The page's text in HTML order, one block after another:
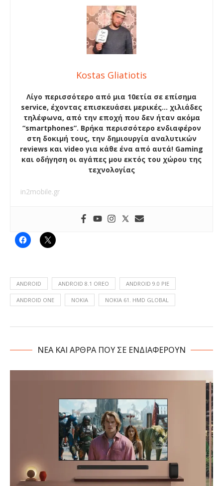
Kostas Gliatiotis
Λίγο περισσότερο από μια 10ετία σε επίσημα
service, έχοντας επισκευάσει μερικές… χιλιάδες
τηλέφωνα, από την εποχή που δεν ήταν ακόμα
“smartphones”. Βρήκα περισσότερο ενδιαφέρον
στη δοκιμή τους, την δημιουργία αναλυτικών
reviews και video για κάθε ένα από αυτά! Gaming
και οδήγηση οι αγάπες μου εκτός του χώρου της
τεχνολογίας
in2mobile.gr
ANDROID ANDROID 8.1 OREO ANDROID 9.0 PIE
ANDROID ONE NOKIA NOKIA 61. HMD GLOBAL
NΕΑ ΚΑΙ ΑΡΘΡΑ ΠΟΥ ΣΕ ΕΝΔΙΑΦΕΡΟΥΝ